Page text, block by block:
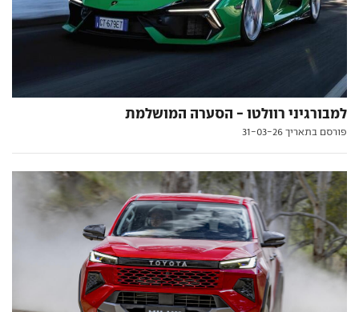
למבורגיני רוולטו - הסערה המושלמת
פורסם בתאריך 31-03-26